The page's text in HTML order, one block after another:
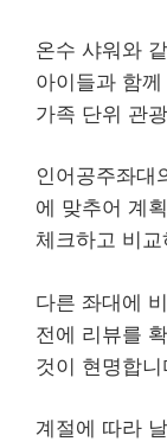
온수 샤워와
아이들과 함
가족 단위 관
인어공주좌대
에 맞추어 계
체크하고 비
다른 좌대에
전에 리뷰를
것이 현명합니
계절에 따라